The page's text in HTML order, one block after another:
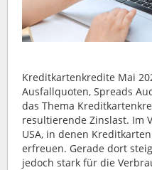
Kreditkartenkredite Mai
Ausfallquoten, Spreads
das Thema
resultierende Zinslast. Im
USA, in denen
erfreuen. Gerade dort
jedoch stark für die